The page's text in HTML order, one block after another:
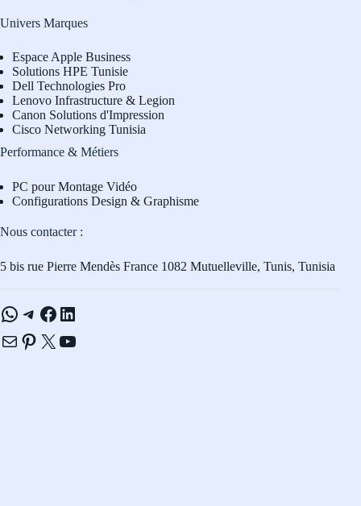
Univers Marques
Espace Apple Business
Solutions HPE Tunisie
Dell Technologies Pro
Lenovo Infrastructure & Legion
Canon Solutions d'Impression
Cisco Networking Tunisia
Performance & Métiers
PC pour Montage Vidéo
Configurations Design & Graphisme
Nous contacter :
5 bis rue Pierre Mendès France 1082 Mutuelleville, Tunis, Tunisia
WhatsApp
Telegram
Facebook
LinkedIn
E-mailPinterest
X YouTube